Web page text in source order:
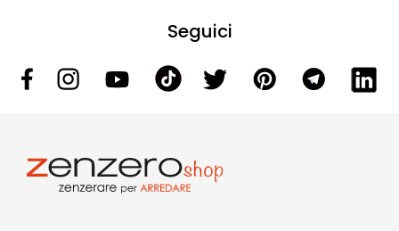
Seguici